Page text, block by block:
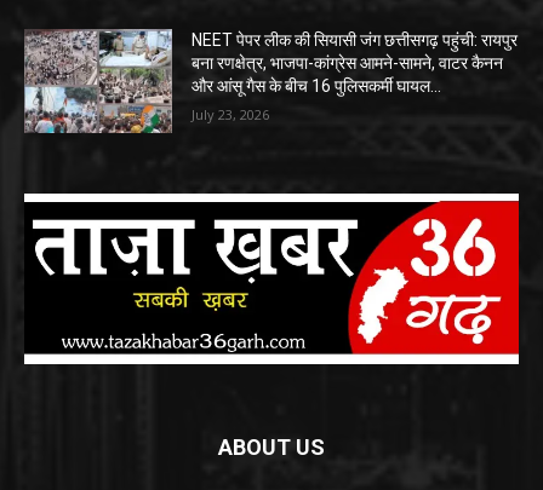
NEET पेपर लीक की सियासी जंग छत्तीसगढ़ पहुंची: रायपुर
बना रणक्षेत्र, भाजपा-कांग्रेस आमने-सामने, वाटर कैनन
और आंसू गैस के बीच 16 पुलिसकर्मी घायल…
July 23, 2026
ABOUT US